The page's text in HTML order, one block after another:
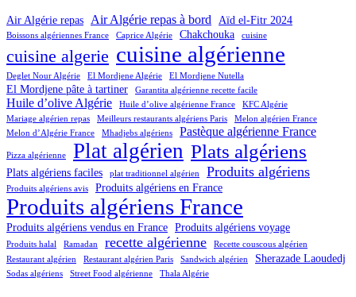
Air Algérie repas Air Algérie repas à bord Aïd el-Fitr 2024
Boissons algériennes France Caprice Algérie Chakchouka cuisine
cuisine algerie cuisine algérienne
Deglet Nour Algérie El Mordjene Algérie El Mordjene Nutella
El Mordjene pâte à tartiner Garantita algérienne recette facile
Huile d’olive Algérie Huile d’olive algérienne France
KFC Algérie
Mariage algérien repas
Meilleurs restaurants algériens Paris
Melon algérien France
Melon d’Algérie France
Mhadjebs algériens Pastèque algérienne France
Pizza algérienne Plat algérien Plats algériens
Plats algériens faciles plat traditionnel algérien Produits algériens
Produits algériens avis Produits algériens en France
Produits algériens France
Produits algériens vendus en France Produits algériens voyage
Produits halal Ramadan recette algérienne
Recette couscous algérien
Restaurant algérien
Restaurant algérien Paris Sandwich algérien Sherazade Laoudedj
Sodas algériens Street Food algérienne Thala Algérie